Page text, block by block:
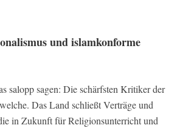
und islamkonforme
salopp sagen: Die schärfsten Kritiker der
Das Land schließt Verträge und
in Zukunft für Religionsunterricht und